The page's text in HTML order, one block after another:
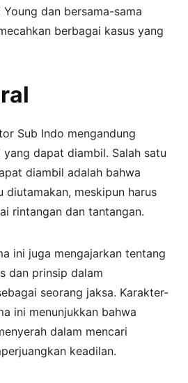
dan bersama-sama
berbagai kasus yang
Sub Indo mengandung
dapat diambil. Salah satu
diambil adalah bahwa
diutamakan, meskipun harus
rintangan dan tantangan.
ini juga mengajarkan tentang
dan prinsip dalam
seorang jaksa. Karakter-
ini menunjukkan bahwa
dalam mencari
keadilan.